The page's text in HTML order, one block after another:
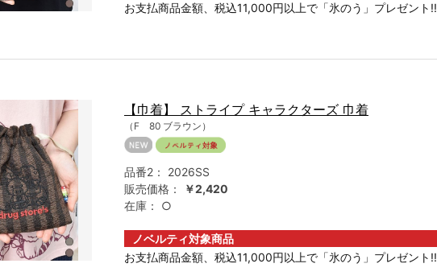
お支払商品金額、税込11,000円以上で「氷のう」プレゼント!!
【巾着】 ストライプ キャラクターズ 巾着
（F 80 ブラウン）
品番2：
2026SS
販売価格：
￥2,420
在庫：
○
ノベルティ対象商品
お支払商品金額、税込11,000円以上で「氷のう」プレゼント!!